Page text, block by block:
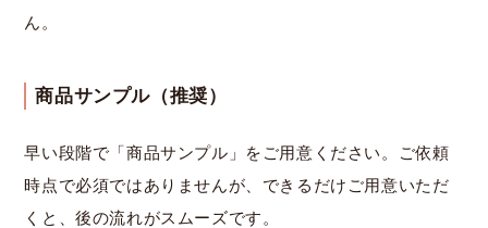
ん。
商品サンプル（推奨）
早い段階で「商品サンプル」をご用意ください。ご依頼
時点で必須ではありませんが、できるだけご用意いただ
くと、後の流れがスムーズです。